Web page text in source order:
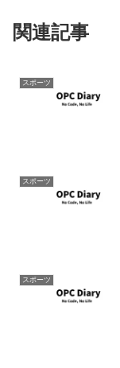
関連記事
スポーツ
スポーツ
スポーツ